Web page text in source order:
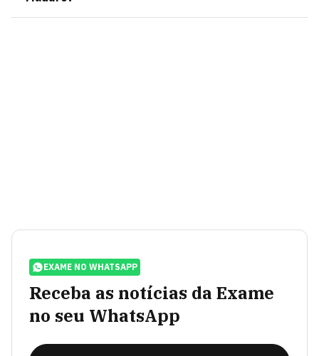
EXAME NO WHATSAPP
Receba as notícias da Exame
no seu WhatsApp